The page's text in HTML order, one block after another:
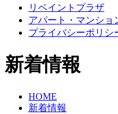
リペイントプラザ
アパート・マンショ
プライバシーポリシ
新着情報
HOME
新着情報